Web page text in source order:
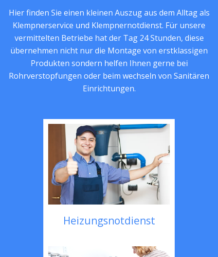
Hier finden Sie einen kleinen Auszug aus dem Alltag als
Klempnerservice und Klempnernotdienst. Für unsere
vermittelten Betriebe hat der Tag 24 Stunden, diese
übernehmen nicht nur die Montage von erstklassigen
Produkten sondern helfen Ihnen gerne bei
Rohrverstopfungen oder beim wechseln von Sanitären
Einrichtungen.
Heizungsnotdienst